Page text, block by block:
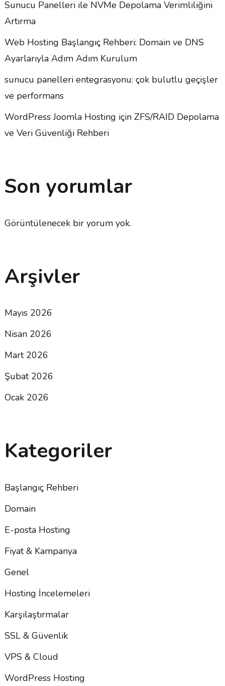
Sunucu Panelleri ile NVMe Depolama Verimliliğini
Artırma
Web Hosting Başlangıç Rehberi: Domain ve DNS
Ayarlarıyla Adım Adım Kurulum
sunucu panelleri entegrasyonu: çok bulutlu geçişler
ve performans
WordPress Joomla Hosting için ZFS/RAID Depolama
ve Veri Güvenliği Rehberi
Son yorumlar
Görüntülenecek bir yorum yok.
Arşivler
Mayıs 2026
Nisan 2026
Mart 2026
Şubat 2026
Ocak 2026
Kategoriler
Başlangıç Rehberi
Domain
E-posta Hosting
Fiyat & Kampanya
Genel
Hosting İncelemeleri
Karşılaştırmalar
SSL & Güvenlik
VPS & Cloud
WordPress Hosting